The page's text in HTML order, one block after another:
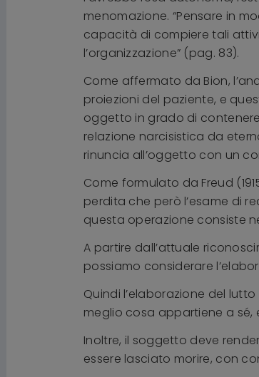
menomazione. “Pensare in
capacità di compiere tali
l’organizzazione” (pag. 83).
Come affermato da Bion,
proiezioni del paziente, e
oggetto in grado di
relazione narcisistica da
rinuncia all’oggetto con un
Come formulato da Freud
perdita che però l’esame di
questa operazione consiste
A partire dall’attuale
possiamo considerare
Quindi l’elaborazione del
meglio cosa appartiene a sé,
Inoltre, il soggetto deve
essere lasciato morire, con